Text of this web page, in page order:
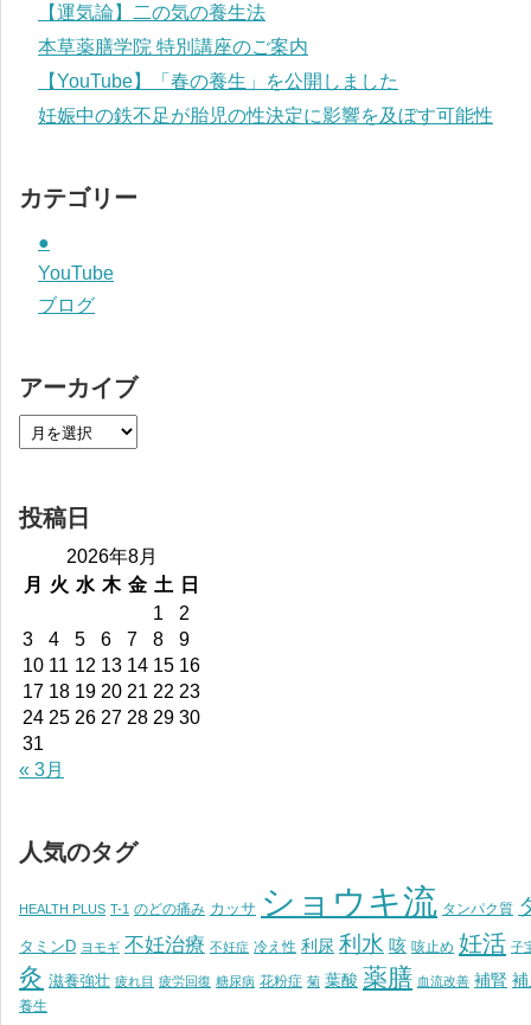
【運気論】二の気の養生法
本草薬膳学院 特別講座のご案内
【YouTube】「春の養生」を公開しました
妊娠中の鉄不足が胎児の性決定に影響を及ぼす可能性
カテゴリー
●
YouTube
ブログ
アーカイブ
投稿日
2026年8月
月
火 水 木 金 土
日
1
2
3
4 5 6 7 8
9
10 11 12 13 14 15 16
17 18 19 20 21 22 23
24 25 26 27 28 29 30
31
« 3月
人気のタグ
HEALTH PLUS T-1 のどの痛み カッサ ショウキ流 タンパク質
タミンD ヨモギ 不妊治療 不妊症 冷え性 利尿 利水 咳 咳止め 妊活 子
灸 滋養強壮 疲れ目 疲労回復 糖尿病 花粉症 菊 葉酸 薬膳 血流改善 補腎
養生